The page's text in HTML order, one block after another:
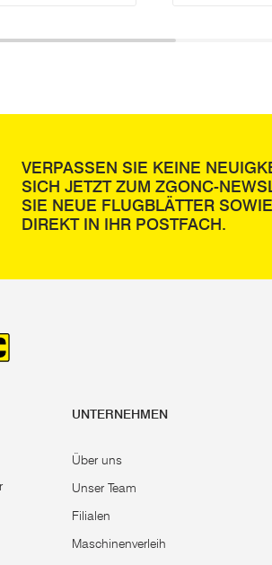
VERPASSEN SIE KEINE
SICH JETZT ZUM ZGONC-
SIE NEUE FLUGBLÄTTER
DIREKT IN IHR POSTFACH.
UNTERNEHMEN
Über uns
Unser Team
Filialen
Maschinenverleih